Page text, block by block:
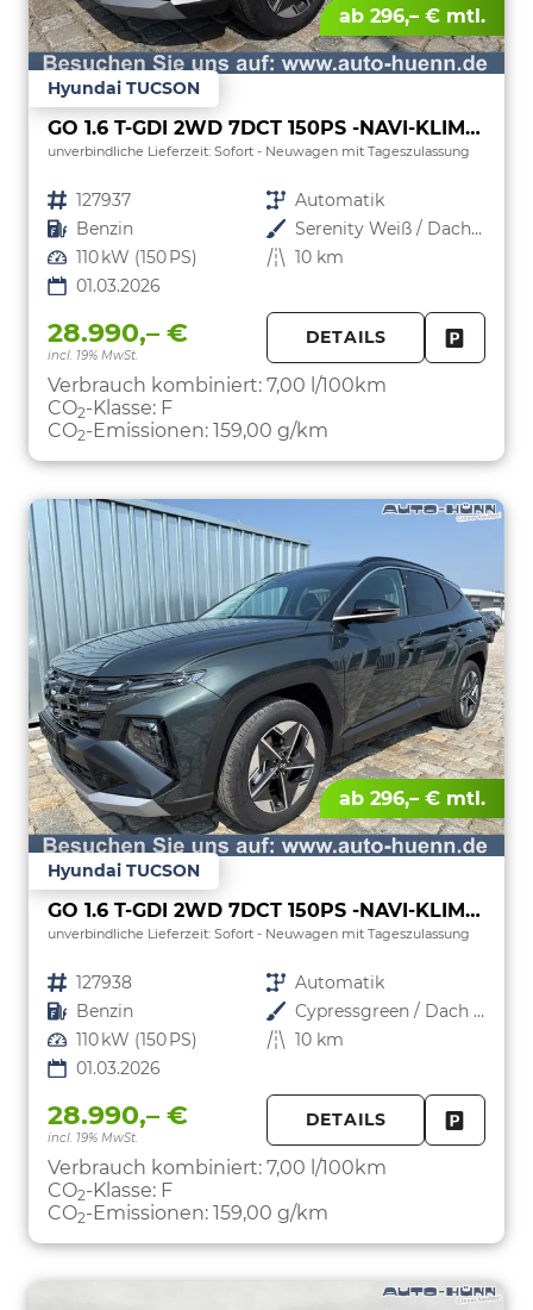
ab 296,– € mtl.
Hyundai TUCSON
GO 1.6 T-GDI 2WD 7DCT 150PS -NAVI-KLIMAAUTOM-ALU18"-SHZ-WINTER-LED-PDC-KAMERA-KEYLESS GO-Sofort
unverbindliche Lieferzeit: Sofort Neuwagen mit Tageszulassung
Fahrzeugnr. 127937 Getriebe Automatik
Kraftstoff Benzin Außenfarbe
Serenity Weiß / Dach Schwarz
Leistung 110 kW (150 PS) Kilometerstand 10 km
01.03.2026
28.990,– €
incl. 19% MwSt.
DETAILS
Verbrauch kombiniert: 7,00 l/100km
CO2-Klasse: F
CO2-Emissionen: 159,00 g/km
ab 296,– € mtl.
Hyundai TUCSON
GO 1.6 T-GDI 2WD 7DCT 150PS -NAVI-KLIMAAUTOM-ALU18"-SHZ-WINTER-LED-PDC-KAMERA-KEYLESS GO-Sofort
unverbindliche Lieferzeit: Sofort Neuwagen mit Tageszulassung
Fahrzeugnr. 127938 Getriebe Automatik
Kraftstoff Benzin Außenfarbe
Cypressgreen / Dach Schwarz
Leistung 110 kW (150 PS) Kilometerstand 10 km
01.03.2026
28.990,– €
incl. 19% MwSt.
DETAILS
Verbrauch kombiniert: 7,00 l/100km
CO2-Klasse: F
CO2-Emissionen: 159,00 g/km